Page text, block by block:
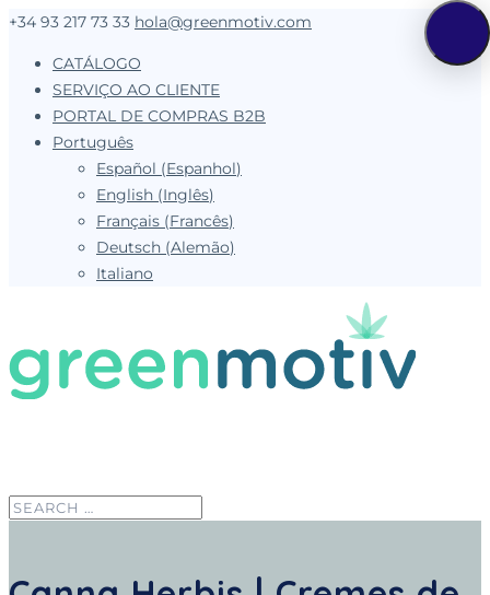
+34 93 217 73 33 hola@greenmotiv.com
CATÁLOGO
SERVIÇO AO CLIENTE
PORTAL DE COMPRAS B2B
Português
Español (Espanhol)
English (Inglês)
Français (Francês)
Deutsch (Alemão)
Italiano